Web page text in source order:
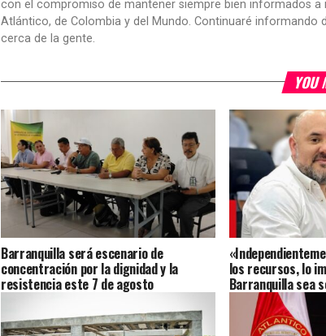
con el compromiso de mantener siempre bien informados a
Atlántico, de Colombia y del Mundo. Continuaré
cerca de la gente.
YOU
Barranquilla será escenario de
concentración por la dignidad y la
resistencia este 7 de agosto
los recursos, lo
Barranquilla sea
Presidencia»: